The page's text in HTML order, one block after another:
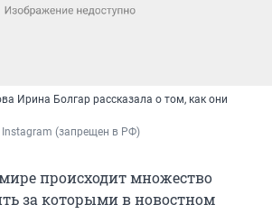
Ирина Болгар рассказала о том, как они
(запрещен в РФ)
происходит множество
за которыми в новостном